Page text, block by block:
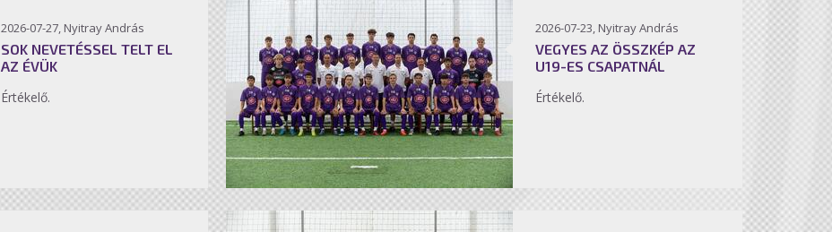
2026-07-27, Nyitray András
SOK NEVETÉSSEL TELT EL
AZ ÉVÜK
Értékelő.
2026-07-23, Nyitray András
VEGYES AZ ÖSSZKÉP AZ
U19-ES CSAPATNÁL
Értékelő.